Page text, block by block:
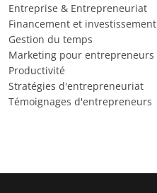
Entreprise & Entrepreneuriat
Financement et investissement
Gestion du temps
Marketing pour entrepreneurs
Productivité
Stratégies d'entrepreneuriat
Témoignages d'entrepreneurs